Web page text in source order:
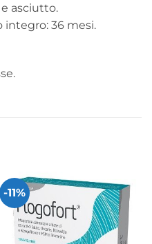
asciutto.
integro: 36 mesi.
-11%